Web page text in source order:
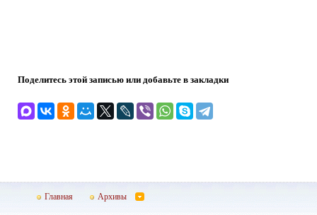
Поделитесь этой записью или добавьте в закладки
Главная Архивы